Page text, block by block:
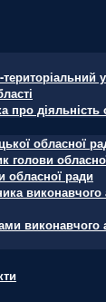
про
обласної
голови
обласної ради
виконавчого
виконавчого